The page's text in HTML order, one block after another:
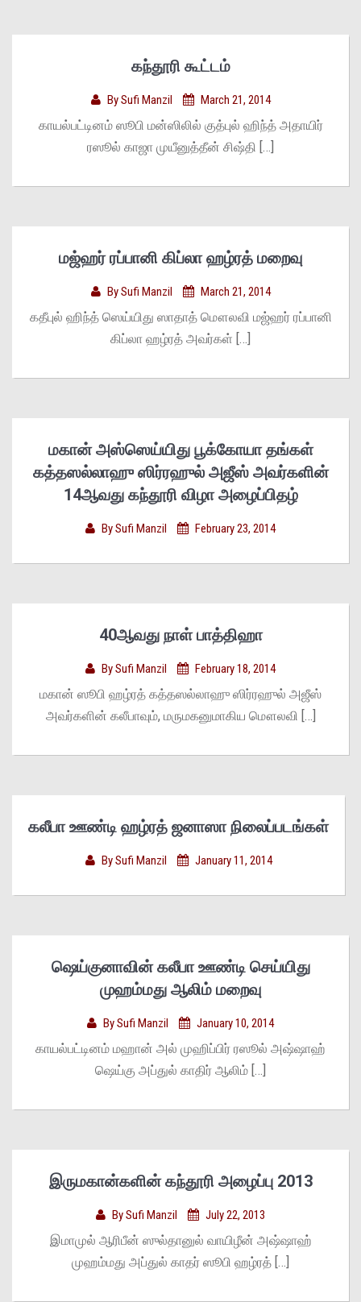
கந்தூரி கூட்டம்
BySufi Manzil March 21, 2014
காயல்பட்டினம் ஸூபி மன்ஸிலில் குத்புல் ஹிந்த் அதாயிர்
ரஸூல் காஜா முயீனுத்தீன் சிஷ்தி […]
மஜ்ஹர் ரப்பானி கிப்லா ஹழ்ரத் மறைவு
BySufi Manzil March 21, 2014
கதீபுல் ஹிந்த் ஸெய்யிது ஸாதாத் மௌலவி மஜ்ஹர் ரப்பானி
கிப்லா ஹழ்ரத் அவர்கள் […]
மகான் அஸ்ஸெய்யிது பூக்கோயா தங்கள்
கத்தஸல்லாஹு ஸிர்ரஹுல் அஜீஸ் அவர்களின்
14ஆவது கந்தூரி விழா அழைப்பிதழ்
BySufi Manzil February 23, 2014
40ஆவது நாள் பாத்திஹா
BySufi Manzil February 18, 2014
மகான் ஸூபி ஹழ்ரத் கத்தஸல்லாஹு ஸிர்ரஹுல் அஜீஸ்
அவர்களின் கலீபாவும், மருமகனுமாகிய மௌலவி […]
கலீபா ஊண்டி ஹழ்ரத் ஜனாஸா நிலைப்படங்கள்
BySufi Manzil January 11, 2014
ஷெய்குனாவின் கலீபா ஊண்டி செய்யிது
முஹம்மது ஆலிம் மறைவு
BySufi Manzil January 10, 2014
காயல்பட்டினம் மஹான் அல் முஹிப்பிர் ரஸூல் அஷ்ஷாஹ்
ஷெய்கு அப்துல் காதிர் ஆலிம் […]
இருமகான்களின் கந்தூரி அழைப்பு 2013
BySufi Manzil July 22, 2013
இமாமுல் ஆரிபீன் ஸுல்தானுல் வாயிழீன் அஷ்ஷாஹ்
முஹம்மது அப்துல் காதர் ஸூபி ஹழ்ரத் […]